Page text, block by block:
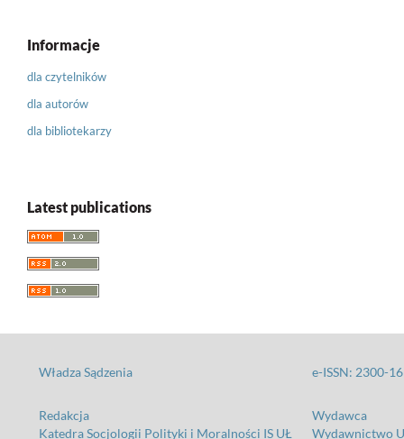
Informacje
dla czytelników
dla autorów
dla bibliotekarzy
Latest publications
Władza Sądzenia e-ISSN: 2300-
Redakcja
Katedra Socjologii Polityki i Moralności IS UŁ
Wydawca
Wydawnictwo